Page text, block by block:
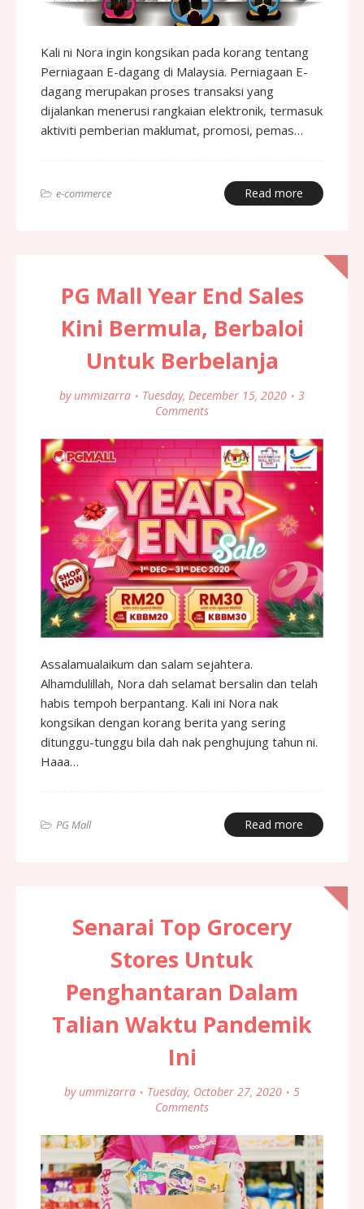
Kali ni Nora ingin kongsikan pada korang tentang
Perniagaan E-dagang di Malaysia. Perniagaan E-
dagang merupakan proses transaksi yang
dijalankan menerusi rangkaian elektronik, termasuk
aktiviti pemberian maklumat, promosi, pemas…
e-commerce Read more
PG Mall Year End Sales
Kini Bermula, Berbaloi
Untuk Berbelanja
by ummizarra Tuesday, December 15, 2020
3
Comments
Assalamualaikum dan salam sejahtera.
Alhamdulillah, Nora dah selamat bersalin dan telah
habis tempoh berpantang. Kali ini Nora nak
kongsikan dengan korang berita yang sering
ditunggu-tunggu bila dah nak penghujung tahun ni.
Haaa…
PG Mall Read more
Senarai Top Grocery
Stores Untuk
Penghantaran Dalam
Talian Waktu Pandemik
Ini
by ummizarra Tuesday, October 27, 2020
5
Comments